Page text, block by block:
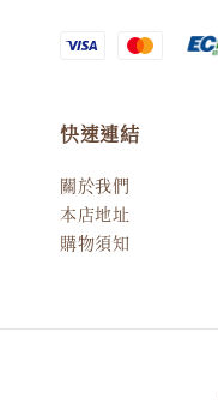
快速連結
關於我們
本店地址
購物須知